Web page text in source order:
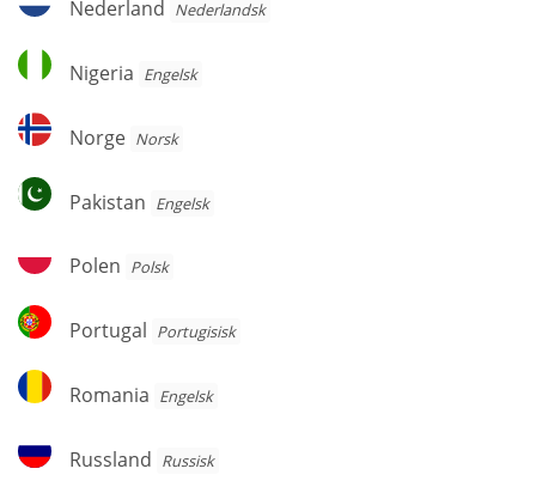
Nederland Nederlandsk
Nigeria
Nigeria Engelsk
Norge
Norge Norsk
Pakistan
Pakistan Engelsk
Polen
Polen Polsk
Portugal
Portugal Portugisisk
Romania
Romania Engelsk
Russland
Russland Russisk